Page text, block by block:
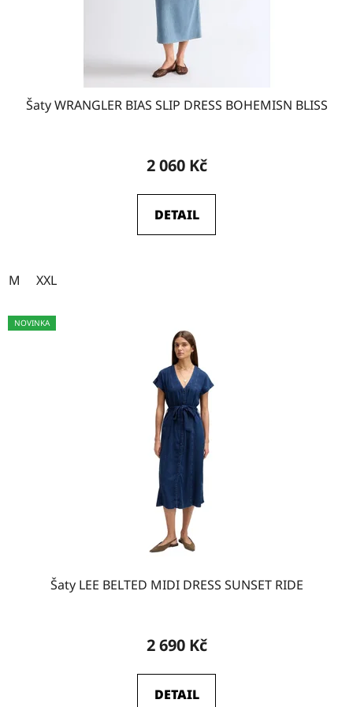
Šaty WRANGLER BIAS SLIP DRESS BOHEMISN BLISS
2 060 Kč
DETAIL
M XXL
NOVINKA
Šaty LEE BELTED MIDI DRESS SUNSET RIDE
2 690 Kč
DETAIL